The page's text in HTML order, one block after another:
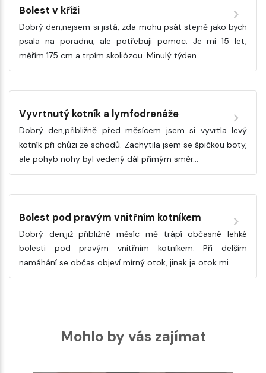
Bolest v kříži
Dobrý den,nejsem si jistá, zda mohu psát stejně jako bych
psala na poradnu, ale potřebuji pomoc. Je mi 15 let,
měřím 175 cm a trpím skoliózou. Minulý týden…
Vyvrtnutý kotník a lymfodrenáže
Dobrý den,přibližně před měsícem jsem si vyvrtla levý
kotník při chůzi ze schodů. Zachytila jsem se špičkou boty,
ale pohyb nohy byl vedený dál přímým směr…
Bolest pod pravým vnitřním kotníkem
Dobrý den,již přibližně měsíc mě trápí občasné lehké
bolesti pod pravým vnitřním kotníkem. Při delším
namáhání se občas objeví mírný otok, jinak je otok mi…
Mohlo by vás zajímat